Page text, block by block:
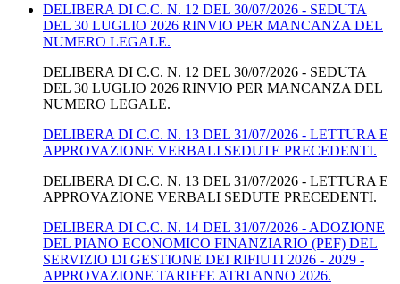
DELIBERA DI C.C. N. 12 DEL 30/07/2026 - SEDUTA
DEL 30 LUGLIO 2026 RINVIO PER MANCANZA DEL
NUMERO LEGALE.
DELIBERA DI C.C. N. 12 DEL 30/07/2026 - SEDUTA
DEL 30 LUGLIO 2026 RINVIO PER MANCANZA DEL
NUMERO LEGALE.
DELIBERA DI C.C. N. 13 DEL 31/07/2026 - LETTURA E
APPROVAZIONE VERBALI SEDUTE PRECEDENTI.
DELIBERA DI C.C. N. 13 DEL 31/07/2026 - LETTURA E
APPROVAZIONE VERBALI SEDUTE PRECEDENTI.
DELIBERA DI C.C. N. 14 DEL 31/07/2026 - ADOZIONE
DEL PIANO ECONOMICO FINANZIARIO (PEF) DEL
SERVIZIO DI GESTIONE DEI RIFIUTI 2026 - 2029 -
APPROVAZIONE TARIFFE ATRI ANNO 2026.